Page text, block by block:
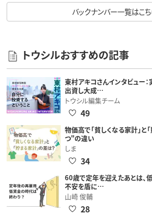
バックナンバー一覧はこ
トウシルおすすめの記事
東村アキコさんインタビュー
出資し大成…
トウシル編集チーム
49
物価高で「貧しくなる家計」と
つ"の違い
しま
34
60歳で定年を迎えたあとは
不安を盾に…
山崎 俊輔
28